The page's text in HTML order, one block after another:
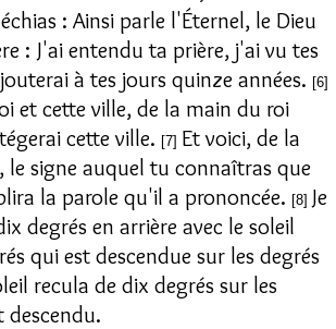
: Ainsi parle l'Éternel, le Dieu
: J'ai entendu ta prière, j'ai vu tes
à tes jours quinze années. [6]
et cette ville, de la main du roi
cette ville. [7] Et voici, de la
le signe auquel tu connaîtras que
la parole qu'il a prononcée. [8] Je
degrés en arrière avec le soleil
qui est descendue sur les degrés
recula de dix degrés sur les
descendu.